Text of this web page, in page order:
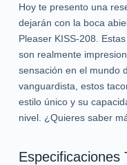
Hoy te presento una
dejarán con la boca
Pleaser KISS-208. Estas
son realmente
sensación en el mundo
vanguardista, estos
estilo único y su
nivel. ¿Quieres saber
Especificaciones